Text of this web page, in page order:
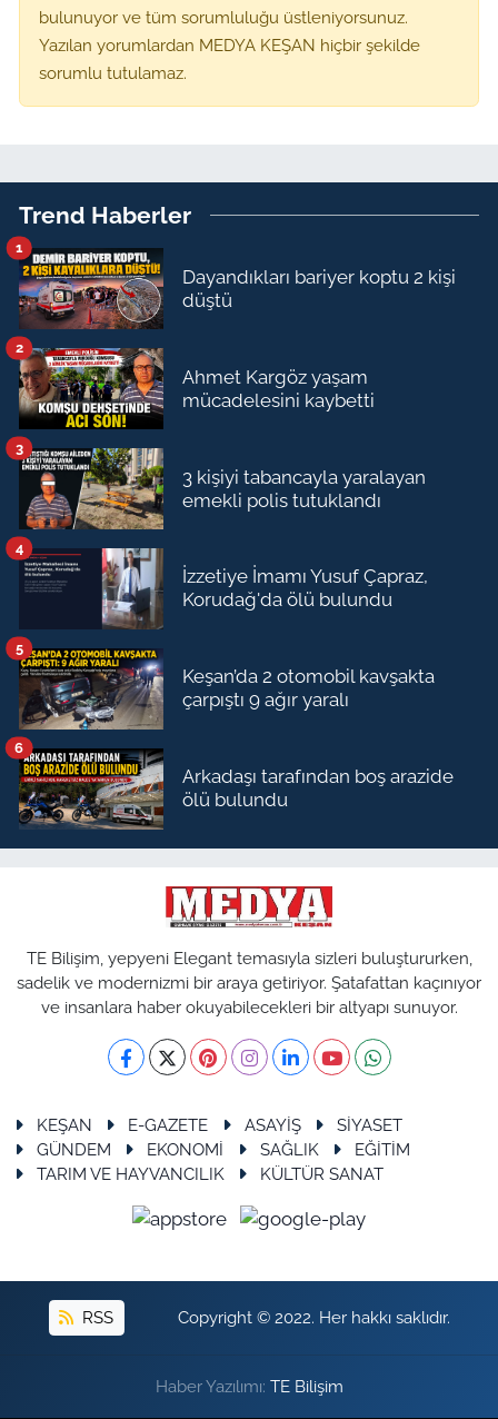
bulunuyor ve tüm sorumluluğu üstleniyorsunuz.
Yazılan yorumlardan MEDYA KEŞAN hiçbir şekilde
sorumlu tutulamaz.
Trend Haberler
Dayandıkları bariyer koptu 2 kişi
düştü
1
Ahmet Kargöz yaşam
mücadelesini kaybetti
2
3 kişiyi tabancayla yaralayan
emekli polis tutuklandı
3
İzzetiye İmamı Yusuf Çapraz,
Korudağ'da ölü bulundu
4
Keşan’da 2 otomobil kavşakta
çarpıştı 9 ağır yaralı
5
Arkadaşı tarafından boş arazide
ölü bulundu
6
TE Bilişim, yepyeni Elegant temasıyla sizleri buluştururken,
sadelik ve modernizmi bir araya getiriyor. Şatafattan kaçınıyor
ve insanlara haber okuyabilecekleri bir altyapı sunuyor.
KEŞAN E-GAZETE ASAYİŞ
SİYASET
GÜNDEM
EKONOMİ SAĞLIK
EĞİTİM
TARIM VE HAYVANCILIK
KÜLTÜR SANAT
RSS Copyright © 2022. Her hakkı saklıdır.
Haber Yazılımı: TE Bilişim